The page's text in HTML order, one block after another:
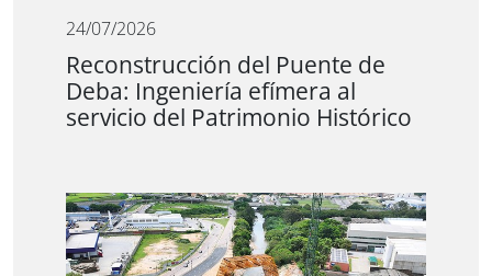
24/07/2026
Reconstrucción del Puente de
Deba: Ingeniería efímera al
servicio del Patrimonio Histórico